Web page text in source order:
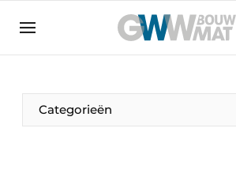
Bedrijven
Contact
Categorieën